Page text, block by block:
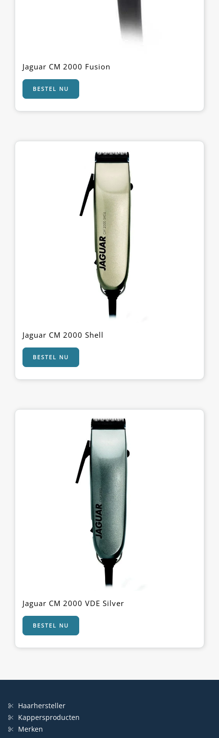
Jaguar CM 2000 Fusion
BESTEL NU
Jaguar CM 2000 Shell
BESTEL NU
Jaguar CM 2000 VDE Silver
BESTEL NU
Haarhersteller
Kappersproducten
Merken